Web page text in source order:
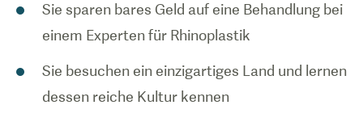
Sie sparen bares Geld auf eine Behandlung bei
einem Experten für Rhinoplastik
Sie besuchen ein einzigartiges Land und lernen
dessen reiche Kultur kennen